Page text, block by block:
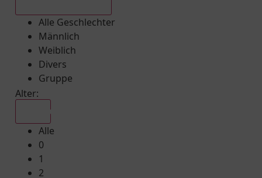
Alle Geschlechter
Männlich
Weiblich
Divers
Gruppe
Alter:
Alle
0
1
2